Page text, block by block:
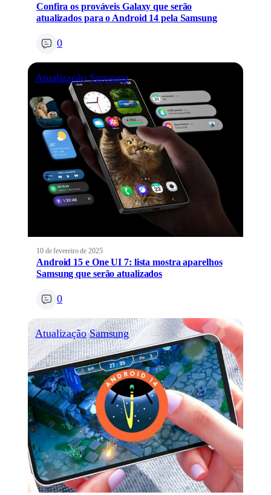
Confira os prováveis Galaxy que serão
atualizados para o Android 14 pela Samsung
0
Atualização Samsung
10 de fevereiro de 2025
Android 15 e One UI 7: lista mostra aparelhos
Samsung que serão atualizados
0
Atualização Samsung